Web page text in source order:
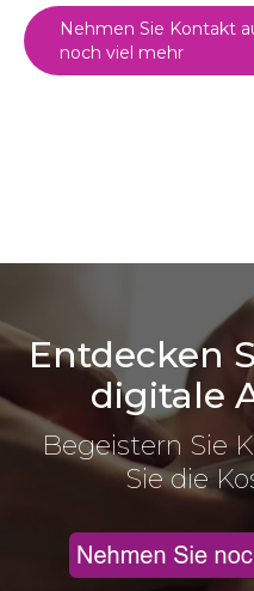
Nehmen Sie Kontakt
noch viel mehr
Entdecken
digitale
Begeistern Sie
Sie die